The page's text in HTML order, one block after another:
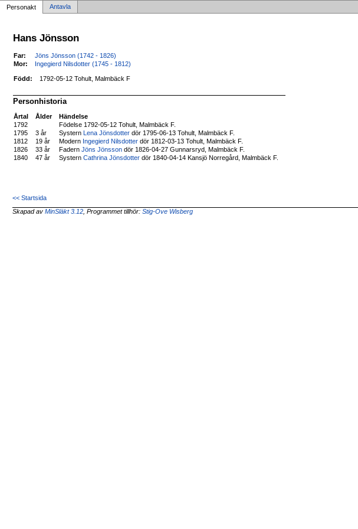
Personakt Antavla
Hans Jönsson
Far:
Jöns Jönsson (1742 - 1826)
Mor:
Ingegierd Nilsdotter (1745 - 1812)
Född: 1792-05-12 Tohult, Malmbäck F
Personhistoria
Årtal Ålder
Händelse
1792
Födelse 1792-05-12 Tohult, Malmbäck F.
1795
3 år SysternLena Jönsdotter dör 1795-06-13 Tohult, Malmbäck F.
1812
19 år Modern Ingegierd Nilsdotter dör 1812-03-13 Tohult, Malmbäck F.
1826
33 år FadernJöns Jönsson dör 1826-04-27 Gunnarsryd, Malmbäck F.
1840
47 år SysternCathrina Jönsdotter dör 1840-04-14 Kansjö Norregård, Malmbäck F.
<< Startsida
Skapad avMinSläkt 3.12 , Programmet tillhör:Stig-Ove Wisberg